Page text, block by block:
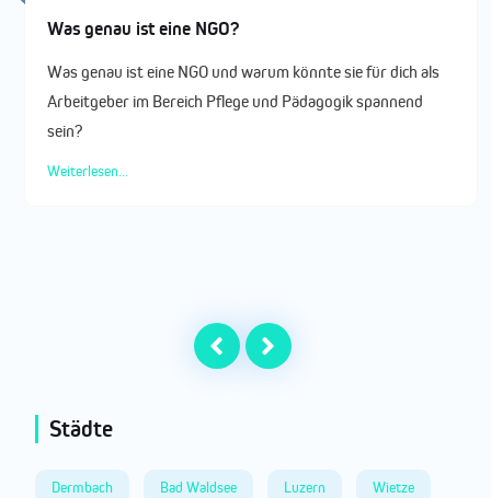
Was genau ist eine NGO?
Was genau ist eine NGO und warum könnte sie für dich als
Arbeitgeber im Bereich Pflege und Pädagogik spannend
sein?
Weiterlesen...
Städte
Dermbach Bad Waldsee Luzern Wietze